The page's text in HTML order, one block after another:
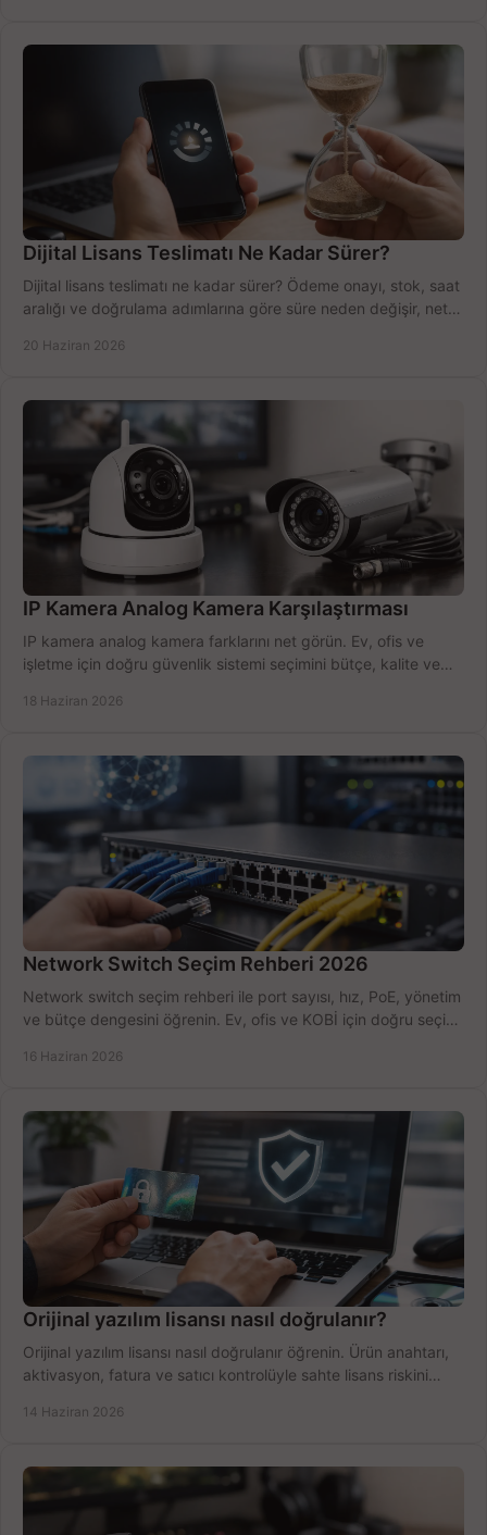
Dijital Lisans Teslimatı Ne Kadar Sürer?
Dijital lisans teslimatı ne kadar sürer? Ödeme onayı, stok, saat
aralığı ve doğrulama adımlarına göre süre neden değişir, net
20 Haziran 2026
IP Kamera Analog Kamera Karşılaştırması
IP kamera analog kamera farklarını net görün. Ev, ofis ve
işletme için doğru güvenlik sistemi seçimini bütçe, kalite ve
18 Haziran 2026
Network Switch Seçim Rehberi 2026
Network switch seçim rehberi ile port sayısı, hız, PoE, yönetim
ve bütçe dengesini öğrenin. Ev, ofis ve KOBİ için doğru seçimi
16 Haziran 2026
Orijinal yazılım lisansı nasıl doğrulanır?
Orijinal yazılım lisansı nasıl doğrulanır öğrenin. Ürün anahtarı,
aktivasyon, fatura ve satıcı kontrolüyle sahte lisans riskini
14 Haziran 2026